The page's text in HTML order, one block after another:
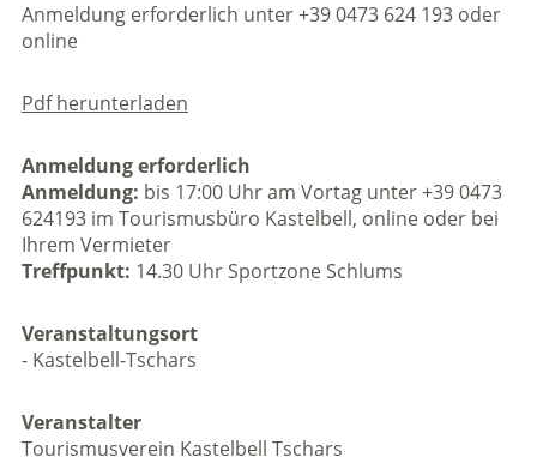
Anmeldung erforderlich unter +39 0473 624 193 oder
online
Pdf herunterladen
Anmeldung erforderlich
Anmeldung: bis 17:00 Uhr am Vortag unter +39 0473
624193 im Tourismusbüro Kastelbell, online oder bei
Ihrem Vermieter
Treffpunkt: 14.30 Uhr Sportzone Schlums
Veranstaltungsort
- Kastelbell-Tschars
Veranstalter
Tourismusverein Kastelbell Tschars